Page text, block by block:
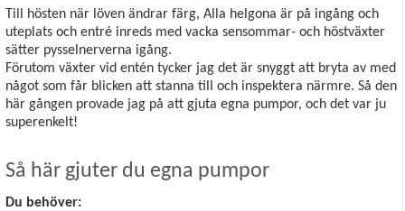
Till hösten när löven ändrar färg, Alla helgona är på ingång och
uteplats och entré inreds med vacka sensommar- och höstväxter
sätter pysselnerverna igång.
Förutom växter vid entén tycker jag det är snyggt att bryta av med
något som får blicken att stanna till och inspektera närmre. Så den
här gången provade jag på att gjuta egna pumpor, och det var ju
superenkelt!
Så här gjuter du egna pumpor
Du behöver: